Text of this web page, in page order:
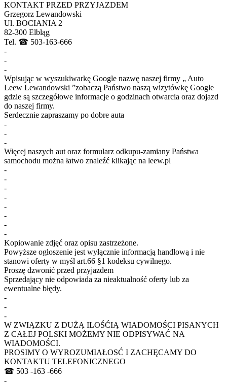
KONTAKT PRZED PRZYJAZDEM
Grzegorz Lewandowski
Ul. BOCIANIA 2
82-300 Elbląg
Tel. ☎ 503-163-666
-
-
-
Wpisując w wyszukiwarkę Google nazwę naszej firmy „ Auto
Leew Lewandowski ”zobaczą Państwo naszą wizytówkę Google
gdzie są szczegółowe informacje o godzinach otwarcia oraz dojazd
do naszej firmy.
Serdecznie zapraszamy po dobre auta
-
-
-
Więcej naszych aut oraz formularz odkupu-zamiany Państwa
samochodu można łatwo znaleźć klikając na leew.pl
-
-
-
-
-
-
-
-
Kopiowanie zdjęć oraz opisu zastrzeżone.
Powyższe ogłoszenie jest wyłącznie informacją handlową i nie
stanowi oferty w myśl art.66 §1 kodeksu cywilnego.
Proszę dzwonić przed przyjazdem
Sprzedający nie odpowiada za nieaktualność oferty lub za
ewentualne błędy.
-
-
-
W ZWIĄZKU Z DUŻĄ ILOŚĆIĄ WIADOMOŚCI PISANYCH
Z CAŁEJ POLSKI MOŻEMY NIE ODPISYWAĆ NA
WIADOMOŚCI.
PROSIMY O WYROZUMIAŁOSĆ I ZACHĘCAMY DO
KONTAKTU TELEFONICZNEGO
☎ 503 -163 -666
-